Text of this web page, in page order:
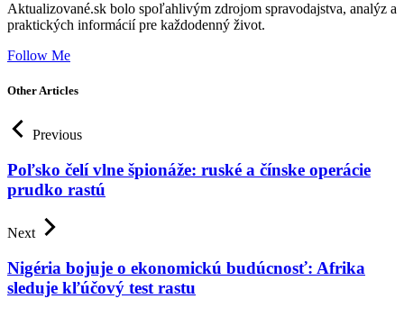
Aktualizované.sk bolo spoľahlivým zdrojom spravodajstva, analýz a
praktických informácií pre každodenný život.
Follow Me
Other Articles
Previous
Poľsko čelí vlne špionáže: ruské a čínske operácie
prudko rastú
Next
Nigéria bojuje o ekonomickú budúcnosť: Afrika
sleduje kľúčový test rastu